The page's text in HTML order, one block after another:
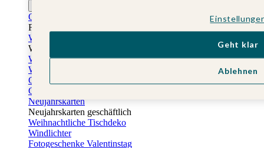
Osterkarten
Fotogeschenke zu Ostern
Weihnachtskarten
Weihnachtskarten selbst gestalten
Weihnachtskarten geschäftlich
Weihnachtsfeier Einladungen
Geschenkaufkleber Weihnachten
Geschenkanhänger Weihnachten
Neujahrskarten
Neujahrskarten geschäftlich
Weihnachtliche Tischdeko
Windlichter
Fotogeschenke Valentinstag
Ablehnen
Geht klar